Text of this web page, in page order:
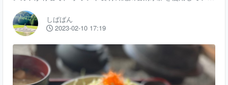
す。 紀州岩清水豚は、 御浜町片川の山奥で湧き出る岩清水の
みを飲料水として、深い山、緑の中で丹誠こめて育てられた豚
です。 この日は個室に入れたのですが、 広くて素敵な個室で
びっくり！ また、外のテラスにも出る事が出来て、 風景も楽
しめます♫ テラスと屋内での食事も楽しめる贅沢なつくりです
よね✨ 私はポークステーキ （1,500円）を注文しました。
とっても柔らかくて優しい上品
しばばん
2023-02-10 17:19